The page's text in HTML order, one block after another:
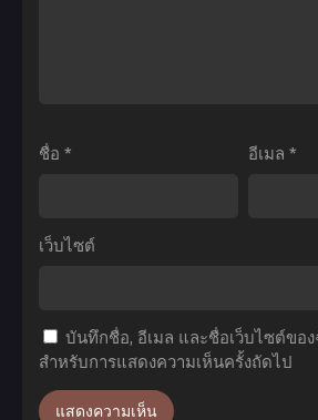
สืบทอด
ตอน
ซับ
ไทย
ซับ
ชื่อ * อีเมล *
เว็บไซต์
บันทึกชื่อ, อีเมล และชื่อเว็บไซต์ขอ
สำหรับการแสดงความเห็นครั้งถัดไป